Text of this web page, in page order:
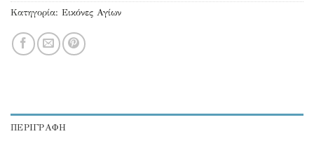
Κατηγορία: Εικόνες Αγίων
ΠΕΡΙΓΡΑΦΉ